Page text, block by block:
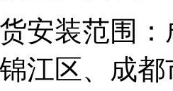
装范围：
江区、成